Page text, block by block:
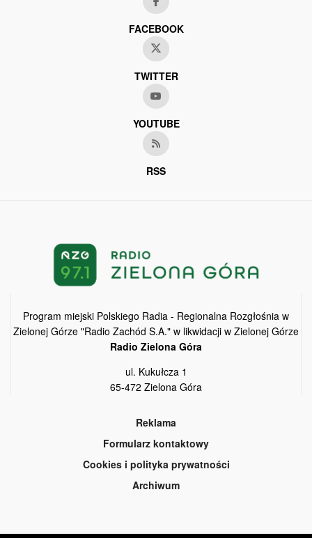
FACEBOOK
TWITTER
YOUTUBE
RSS
Program miejski Polskiego Radia - Regionalna Rozgłośnia w
Zielonej Górze "Radio Zachód S.A." w likwidacji w Zielonej Górze
Radio Zielona Góra
ul. Kukułcza 1
65-472 Zielona Góra
Reklama
Formularz kontaktowy
Cookies i polityka prywatności
Archiwum